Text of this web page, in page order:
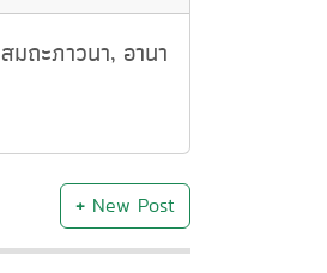
ถะภาวนา, อานา
+ New Post